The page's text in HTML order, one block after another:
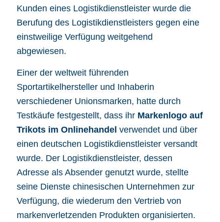
Kunden eines Logistikdienstleister wurde die
Berufung des Logistikdienstleisters gegen eine
einstweilige Verfügung weitgehend
abgewiesen.
Einer der weltweit führenden
Sportartikelhersteller und Inhaberin
verschiedener Unionsmarken, hatte durch
Testkäufe festgestellt, dass ihr Markenlogo auf
Trikots im Onlinehandel verwendet und über
einen deutschen Logistikdienstleister versandt
wurde. Der Logistikdienstleister, dessen
Adresse als Absender genutzt wurde, stellte
seine Dienste chinesischen Unternehmen zur
Verfügung, die wiederum den Vertrieb von
markenverletzenden Produkten organisierten.